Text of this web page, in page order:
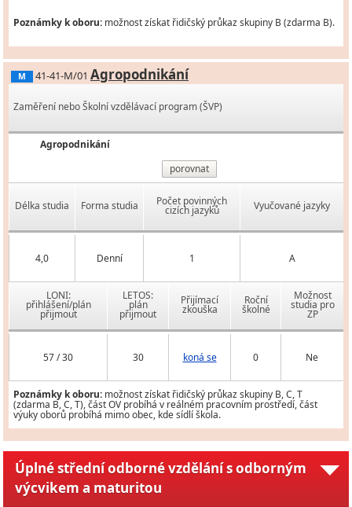
Poznámky k oboru: možnost získat řidičský průkaz skupiny B (zdarma B).
M 41-41-M/01 Agropodnikání
Zaměření nebo Školní vzdělávací program (ŠVP)
Agropodnikání
porovnat
Délka studia Forma studia Počet povinných
cizích jazyků Vyučované jazyky
4,0 Denní 1 A
LONI:
přihlášení/plán
přijmout
LETOS:
plán
přijmout
Přijímací
zkouška
Roční
školné
Možnost
studia pro
ZP
57 / 30 30 koná se 0 Ne
Poznámky k oboru: možnost získat řidičský průkaz skupiny B, C, T
(zdarma B, C, T), část OV probíhá v reálném pracovním prostředí, část
výuky oborů probíhá mimo obec, kde sídlí škola.
Úplné střední odborné vzdělání s odborným
výcvikem a maturitou